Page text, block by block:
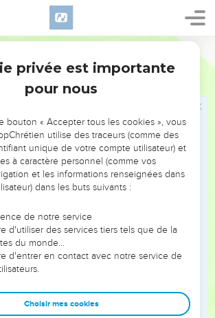
le message de l'Eternel ?’tu leur diras
: ‘Je vous abandonnerai, déclare
prêtre ou le membre du peuple qui
un message de l'Eternel, j’interviendrai
sa famille.’
chacun à son prochain, chacun à son
l'Eternel ? Qu'a dit l'Eternel ?’
de l’Eternel, vous n’en mentionnerez
de chacun sera un fardeau pour lui,
changé les paroles du Dieu vivant, de
diras au prophète : ‘Que t'a répondu
l'Eternel ?’
encore avoir reçu un message de
ce que dit l’Eternel : Puisque vous
comme un message de l’Eternel alors
vous interdire de le faire,
privée est importante
pour nous
bouton « Accepter tous les cookies », vous
utilise des traceurs (comme des
unique de votre compte utilisateur) et
à caractère personnel (comme vos
et les informations renseignées dans
dans les buts suivants :
de notre service
d'utiliser des services tiers tels que de la
du monde…
d'entrer en contact avec notre service de
Choisir mes cookies